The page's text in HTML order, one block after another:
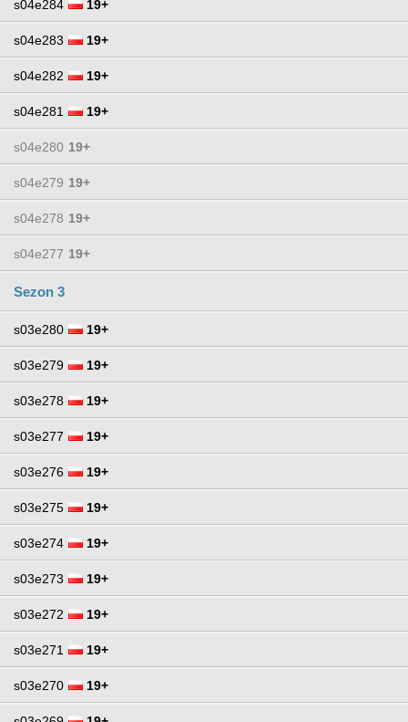
s04e284 19+
s04e283 19+
s04e282 19+
s04e281 19+
s04e280 19+
s04e279 19+
s04e278 19+
s04e277 19+
Sezon 3
s03e280 19+
s03e279 19+
s03e278 19+
s03e277 19+
s03e276 19+
s03e275 19+
s03e274 19+
s03e273 19+
s03e272 19+
s03e271 19+
s03e270 19+